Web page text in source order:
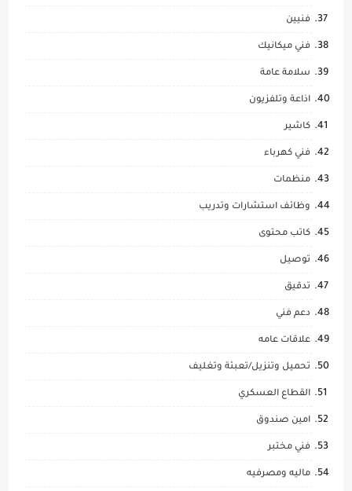
فنيين
فني ميكانيك
سلامة عامة
اذاعة وتلفزيون
كاشير
فني كهرباء
منظمات
وظائف استشارات وتدريب
كاتب محتوى
توصيل
تدقيق
دعم فني
علاقات عامه
تحميل وتنزيل/تعبئة وتغليف
القطاع العسكري
امين صندوق
فني مختبر
ماليه ومصرفيه